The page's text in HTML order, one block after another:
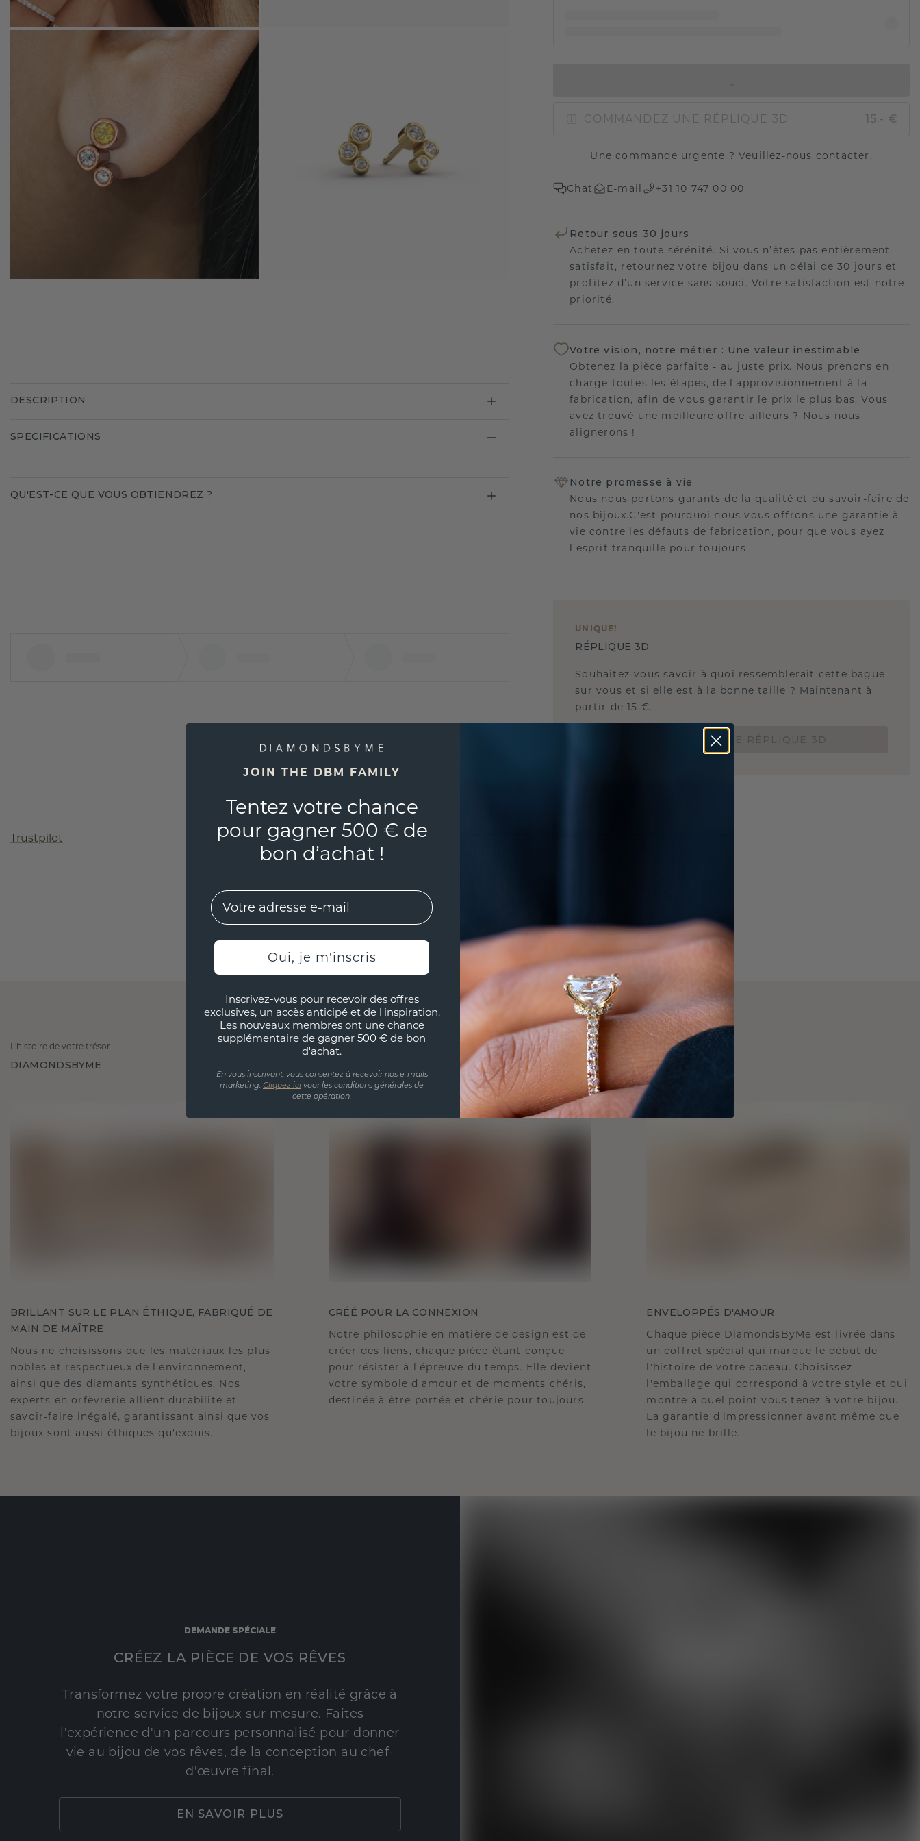
COMMANDEZ UNE RÉPLIQUE 3D 15,- €
Une commande urgente ? Veuillez-nous contacter.
Chat E-mail +31 10 747 00 00
Retour sous 30 jours
Achetez en toute sérénité. Si vous n’êtes pas entièrement
satisfait, retournez votre bijou dans un délai de 30 jours et
profitez d’un service sans souci. Votre satisfaction est notre
priorité.
Votre vision, notre métier : Une valeur inestimable
Obtenez la pièce parfaite - au juste prix. Nous prenons en
charge toutes les étapes, de l'approvisionnement à la
fabrication, afin de vous garantir le prix le plus bas. Vous
avez trouvé une meilleure offre ailleurs ? Nous nous
alignerons !
Notre promesse à vie
Nous nous portons garants de la qualité et du savoir-faire de
nos bijoux.C'est pourquoi nous vous offrons une garantie à
vie contre les défauts de fabrication, pour que vous ayez
l'esprit tranquille pour toujours.
UNIQUE !
RÉPLIQUE 3D
Souhaitez-vous savoir à quoi ressemblerait cette bague
sur vous et si elle est à la bonne taille ? Maintenant à
partir de 15 €.
COMMANDEZ UNE RÉPLIQUE 3D
DESCRIPTION
SPECIFICATIONS
QU'EST-CE QUE VOUS OBTIENDREZ ?
Trustpilot
L'histoire de votre trésor
DIAMONDSBYME
BRILLANT SUR LE PLAN ÉTHIQUE, FABRIQUÉ DE
MAIN DE MAÎTRE
Nous ne choisissons que les matériaux les plus
nobles et respectueux de l'environnement,
ainsi que des diamants synthétiques. Nos
experts en orfèvrerie allient durabilité et
savoir-faire inégalé, garantissant ainsi que vos
bijoux sont aussi éthiques qu'exquis.
CRÉÉ POUR LA CONNEXION
Notre philosophie en matière de design est de
créer des liens, chaque pièce étant conçue
pour résister à l'épreuve du temps. Elle devient
votre symbole d'amour et de moments chéris,
destinée à être portée et chérie pour toujours.
ENVELOPPÉS D'AMOUR
Chaque pièce DiamondsByMe est livrée dans
un coffret spécial qui marque le début de
l'histoire de votre cadeau. Choisissez
l'emballage qui correspond à votre style et qui
montre à quel point vous tenez à votre bijou.
La garantie d'impressionner avant même que
le bijou ne brille.
DEMANDE SPÉCIALE
CRÉEZ LA PIÈCE DE VOS RÊVES
Transformez votre propre création en réalité grâce à
notre service de bijoux sur mesure. Faites
l'expérience d'un parcours personnalisé pour donner
vie au bijou de vos rêves, de la conception au chef-
d'œuvre final.
EN SAVOIR PLUS
JOIN THE DBM FAMILY
Tentez votre chance
pour gagner 500 € de
bon d’achat !
EMail
Oui, je m'inscris
Inscrivez-vous pour recevoir des offres
exclusives, un accès anticipé et de l'inspiration.
Les nouveaux membres ont une chance
supplémentaire de gagner 500 € de bon
d'achat.
En vous inscrivant, vous consentez à recevoir nos e-mails
marketing. Cliquez ici voor les conditions générales de
cette opération.